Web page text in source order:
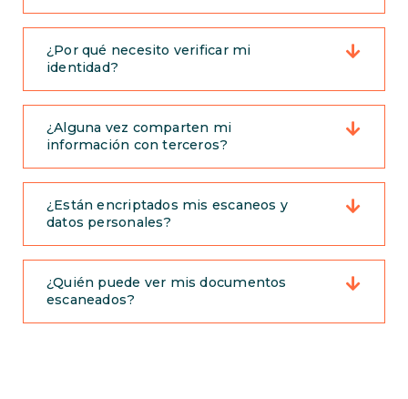
¿Por qué necesito verificar mi
identidad?
¿Alguna vez comparten mi
información con terceros?
¿Están encriptados mis escaneos y
datos personales?
¿Quién puede ver mis documentos
escaneados?